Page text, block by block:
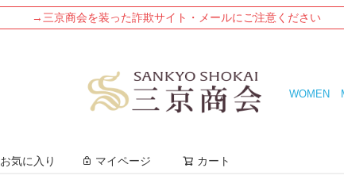
→三京商会を装った詐欺サイト・メールにご注意ください
WOMEN
お気に入り マイページ カート